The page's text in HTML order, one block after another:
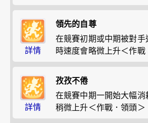
詳情
領先的自尊
在競賽初期或中期被對
時速度會略微上升＜作戰
詳情
孜孜不倦
在競賽中期一開始大幅
稍微上升＜作戰．領頭＞